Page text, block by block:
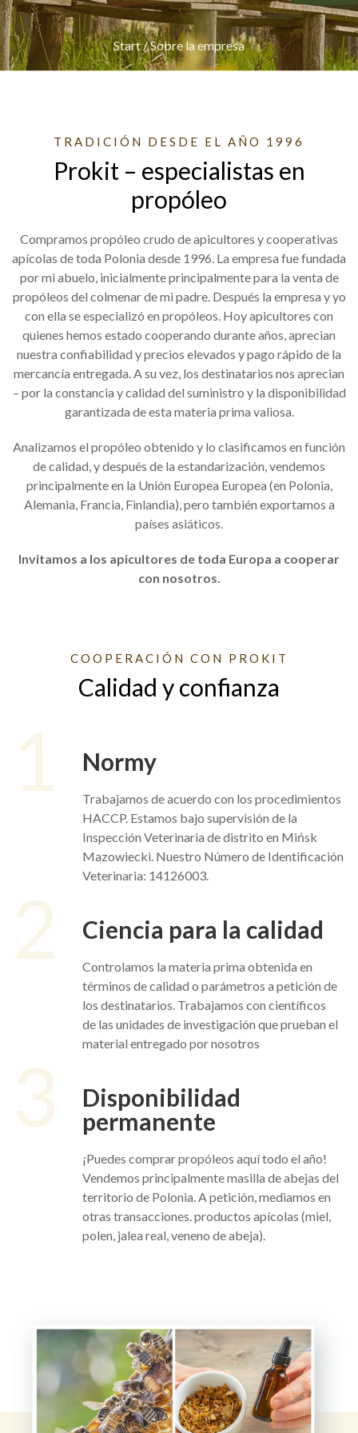
Start/Sobre la empresa
TRADICIÓN DESDE EL AÑO 1996
Prokit – especialistas en
propóleo
Compramos propóleo crudo de apicultores y cooperativas
apícolas de toda Polonia desde 1996. La empresa fue fundada
por mi abuelo, inicialmente principalmente para la venta de
propóleos del colmenar de mi padre. Después la empresa y yo
con ella se especializó en propóleos. Hoy apicultores con
quienes hemos estado cooperando durante años, aprecian
nuestra confiabilidad y precios elevados y pago rápido de la
mercancía entregada. A su vez, los destinatarios nos aprecian
– por la constancia y calidad del suministro y la disponibilidad
garantizada de esta materia prima valiosa.
Analizamos el propóleo obtenido y lo clasificamos en función
de calidad, y después de la estandarización, vendemos
principalmente en la Unión Europea Europea (en Polonia,
Alemania, Francia, Finlandia), pero también exportamos a
países asiáticos.
Invitamos a los apicultores de toda Europa a cooperar
con nosotros.
COOPERACIÓN CON PROKIT
Calidad y confianza
1 Normy
Trabajamos de acuerdo con los procedimientos
HACCP. Estamos bajo supervisión de la
Inspección Veterinaria de distrito en Mińsk
Mazowiecki. Nuestro Número de Identificación
Veterinaria: 14126003.
2 Ciencia para la calidad
Controlamos la materia prima obtenida en
términos de calidad o parámetros a petición de
los destinatarios. Trabajamos con científicos
de las unidades de investigación que prueban el
material entregado por nosotros
3
Disponibilidad
permanente
¡Puedes comprar propóleos aquí todo el año!
Vendemos principalmente masilla de abejas del
territorio de Polonia. A petición, mediamos en
otras transacciones. productos apícolas (miel,
polen, jalea real, veneno de abeja).